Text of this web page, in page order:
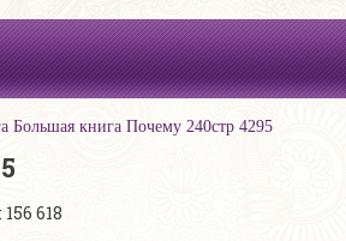
Большая книга Почему 240стр 4295
618